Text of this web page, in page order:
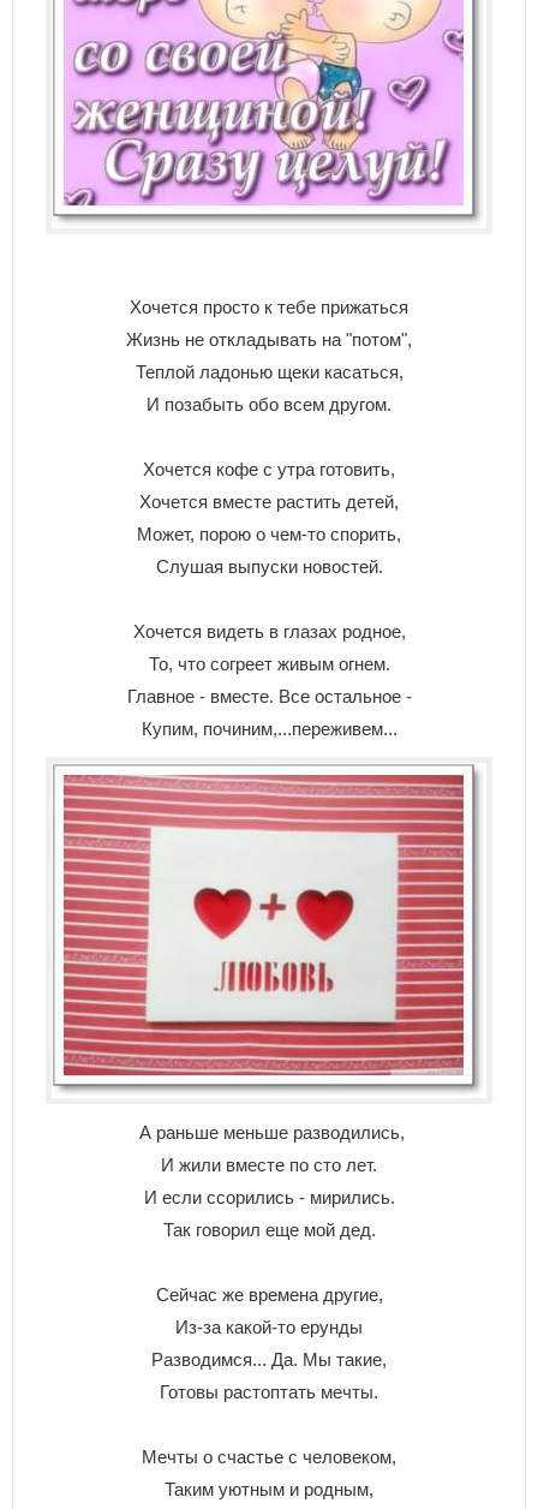
Хочется просто к тебе прижаться
Жизнь не откладывать на "потом",
Теплой ладонью щеки касаться,
И позабыть обо всем другом.
Хочется кофе с утра готовить,
Хочется вместе растить детей,
Может, порою о чем-то спорить,
Слушая выпуски новостей.
Хочется видеть в глазах родное,
То, что согреет живым огнем.
Главное - вместе. Все остальное -
Купим, починим,...переживем...
А раньше меньше разводились,
И жили вместе по сто лет.
И если ссорились - мирились.
Так говорил еще мой дед.
Сейчас же времена другие,
Из-за какой-то ерунды
Разводимся... Да. Мы такие,
Готовы растоптать мечты.
Мечты о счастье с человеком,
Таким уютным и родным,